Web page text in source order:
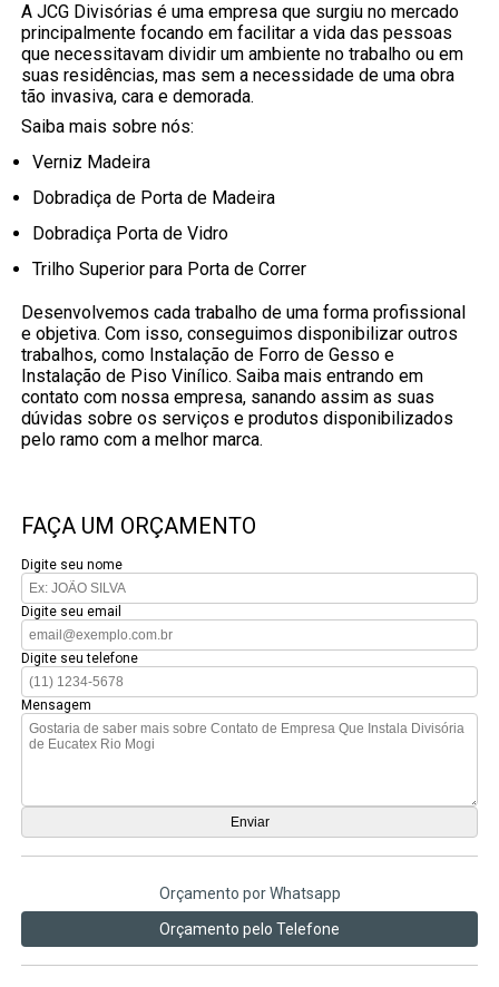
A JCG Divisórias é uma empresa que surgiu no mercado
principalmente focando em facilitar a vida das pessoas
que necessitavam dividir um ambiente no trabalho ou em
suas residências, mas sem a necessidade de uma obra
tão invasiva, cara e demorada.
Saiba mais sobre nós:
Verniz Madeira
Dobradiça de Porta de Madeira
Dobradiça Porta de Vidro
Trilho Superior para Porta de Correr
Desenvolvemos cada trabalho de uma forma profissional
e objetiva. Com isso, conseguimos disponibilizar outros
trabalhos, como Instalação de Forro de Gesso e
Instalação de Piso Vinílico. Saiba mais entrando em
contato com nossa empresa, sanando assim as suas
dúvidas sobre os serviços e produtos disponibilizados
pelo ramo com a melhor marca.
FAÇA UM ORÇAMENTO
Digite seu nome
Digite seu email
Digite seu telefone
Mensagem
Orçamento por Whatsapp
Orçamento pelo Telefone